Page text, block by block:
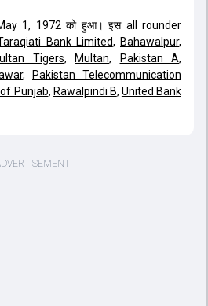
1, 1972 को हुआ। इस all rounder
Bank Limited, Bahawalpur,
Tigers, Multan, Pakistan A,
,
Pakistan Telecommunication
Punjab, Rawalpindi B, United Bank